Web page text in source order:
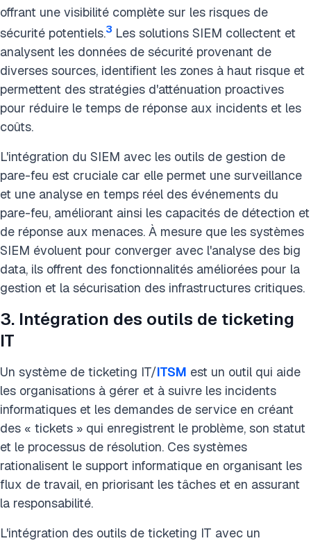
offrant une visibilité complète sur les risques de
sécurité potentiels.3 Les solutions SIEM collectent et
analysent les données de sécurité provenant de
diverses sources, identifient les zones à haut risque et
permettent des stratégies d'atténuation proactives
pour réduire le temps de réponse aux incidents et les
coûts.
L'intégration du SIEM avec les outils de gestion de
pare-feu est cruciale car elle permet une surveillance
et une analyse en temps réel des événements du
pare-feu, améliorant ainsi les capacités de détection et
de réponse aux menaces. À mesure que les systèmes
SIEM évoluent pour converger avec l'analyse des big
data, ils offrent des fonctionnalités améliorées pour la
gestion et la sécurisation des infrastructures critiques.
3. Intégration des outils de ticketing
IT
Un système de ticketing IT/ITSM est un outil qui aide
les organisations à gérer et à suivre les incidents
informatiques et les demandes de service en créant
des « tickets » qui enregistrent le problème, son statut
et le processus de résolution. Ces systèmes
rationalisent le support informatique en organisant les
flux de travail, en priorisant les tâches et en assurant
la responsabilité.
L'intégration des outils de ticketing IT avec un